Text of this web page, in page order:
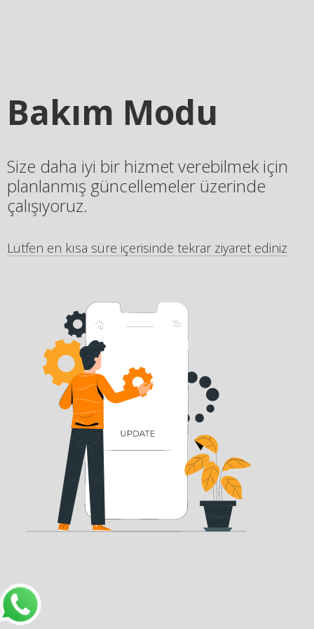
Bakım Modu
Size daha iyi bir hizmet verebilmek için
planlanmış güncellemeler üzerinde
çalışıyoruz.
Lütfen en kısa süre içerisinde tekrar ziyaret ediniz